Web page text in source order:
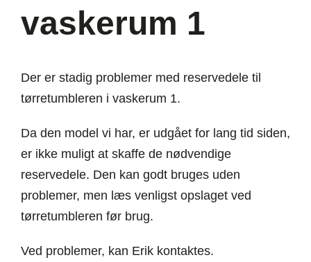
Information
vaskerum 1
Der er stadig problemer med reservedele til
tørretumbleren i vaskerum 1.
Da den model vi har, er udgået for lang tid siden,
er ikke muligt at skaffe de nødvendige
reservedele. Den kan godt bruges uden
problemer, men læs venligst opslaget ved
tørretumbleren før brug.
Ved problemer, kan Erik kontaktes.